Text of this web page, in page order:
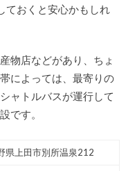
ておくと安心かもしれ
物店などがあり、ちょ
によっては、最寄りの
ャトルバスが運行して
です。
県上田市別所温泉212